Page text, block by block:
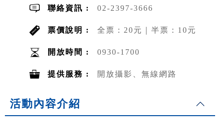
聯絡資訊 : 02-2397-3666
票價說明 : 全票：20元｜半票：10元
開放時間 : 0930-1700
提供服務 : 開放攝影、無線網路
活動內容介紹